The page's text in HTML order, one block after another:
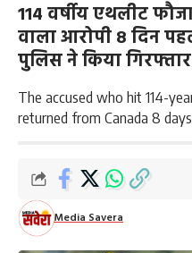
114 वर्षीय एथलीट
वाला आरोपी 8 दिन
पुलिस ने किया गिरफ्तार
The accused who hit 114-
returned from Canada 8
Media Savera